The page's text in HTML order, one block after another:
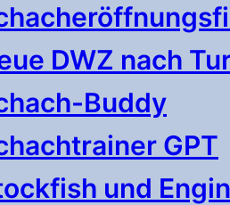
DWZ nach
Buddy
GPT
und